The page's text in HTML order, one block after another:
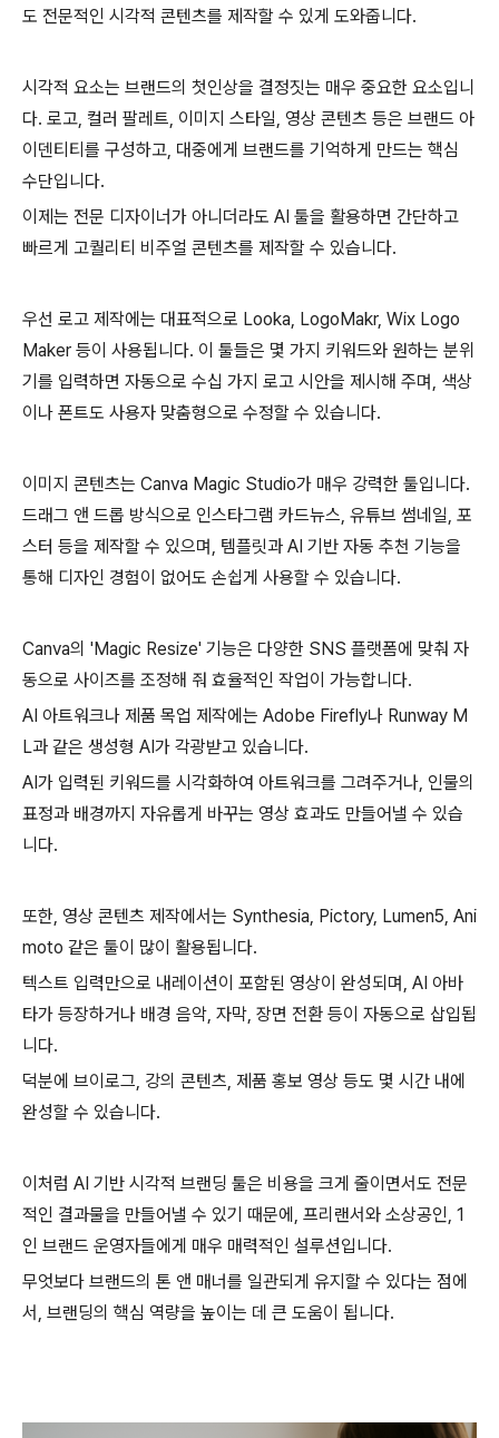
도 전문적인 시각적 콘텐츠를 제작할 수 있게 도와줍니다.
시각적 요소는 브랜드의 첫인상을 결정짓는 매우 중요한 요소입니
다. 로고, 컬러 팔레트, 이미지 스타일, 영상 콘텐츠 등은 브랜드 아
이덴티티를 구성하고, 대중에게 브랜드를 기억하게 만드는 핵심
수단입니다.
이제는 전문 디자이너가 아니더라도 AI 툴을 활용하면 간단하고
빠르게 고퀄리티 비주얼 콘텐츠를 제작할 수 있습니다.
우선 로고 제작에는 대표적으로 Looka, LogoMakr, Wix Logo
Maker 등이 사용됩니다. 이 툴들은 몇 가지 키워드와 원하는 분위
기를 입력하면 자동으로 수십 가지 로고 시안을 제시해 주며, 색상
이나 폰트도 사용자 맞춤형으로 수정할 수 있습니다.
이미지 콘텐츠는 Canva Magic Studio가 매우 강력한 툴입니다.
드래그 앤 드롭 방식으로 인스타그램 카드뉴스, 유튜브 썸네일, 포
스터 등을 제작할 수 있으며, 템플릿과 AI 기반 자동 추천 기능을
통해 디자인 경험이 없어도 손쉽게 사용할 수 있습니다.
Canva의 'Magic Resize' 기능은 다양한 SNS 플랫폼에 맞춰 자
동으로 사이즈를 조정해 줘 효율적인 작업이 가능합니다.
AI 아트워크나 제품 목업 제작에는 Adobe Firefly나 Runway M
L과 같은 생성형 AI가 각광받고 있습니다.
AI가 입력된 키워드를 시각화하여 아트워크를 그려주거나, 인물의
표정과 배경까지 자유롭게 바꾸는 영상 효과도 만들어낼 수 있습
니다.
또한, 영상 콘텐츠 제작에서는 Synthesia, Pictory, Lumen5, Ani
moto 같은 툴이 많이 활용됩니다.
텍스트 입력만으로 내레이션이 포함된 영상이 완성되며, AI 아바
타가 등장하거나 배경 음악, 자막, 장면 전환 등이 자동으로 삽입됩
니다.
덕분에 브이로그, 강의 콘텐츠, 제품 홍보 영상 등도 몇 시간 내에
완성할 수 있습니다.
이처럼 AI 기반 시각적 브랜딩 툴은 비용을 크게 줄이면서도 전문
적인 결과물을 만들어낼 수 있기 때문에, 프리랜서와 소상공인, 1
인 브랜드 운영자들에게 매우 매력적인 설루션입니다.
무엇보다 브랜드의 톤 앤 매너를 일관되게 유지할 수 있다는 점에
서, 브랜딩의 핵심 역량을 높이는 데 큰 도움이 됩니다.